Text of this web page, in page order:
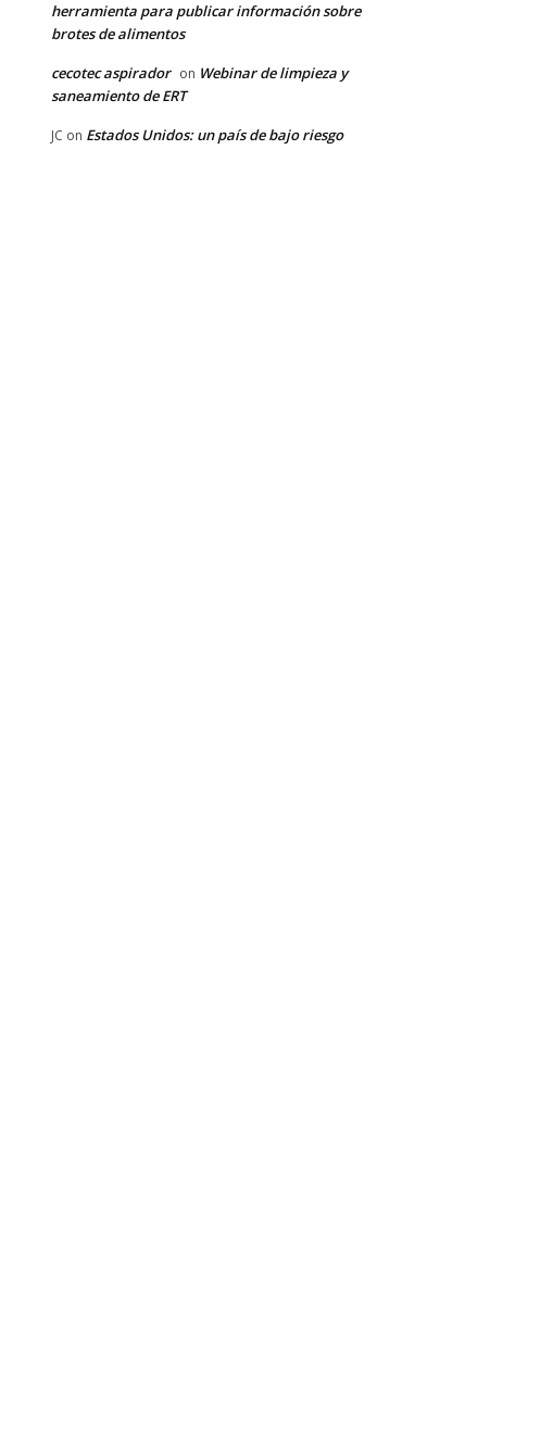
herramienta para publicar información sobre
brotes de alimentos
cecotec aspirador on Webinar de limpieza y
saneamiento de ERT
JC on Estados Unidos: un país de bajo riesgo